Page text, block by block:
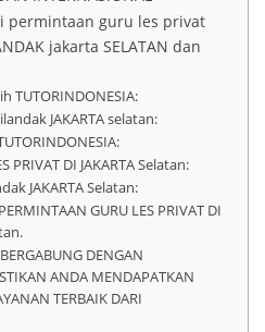
permintaan guru les privat
jakarta SELATAN dan
TUTORINDONESIA:
JAKARTA selatan:
PRIVAT DI JAKARTA Selatan:
JAKARTA Selatan:
GURU LES PRIVAT DI
DENGAN
ANDA MENDAPATKAN
TERBAIK DARI